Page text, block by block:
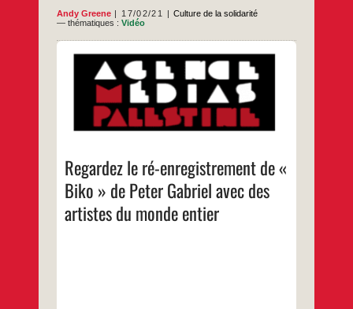
Andy Greene 17/02/21
Culture de la solidarité
— thématiques :Vidéo
Regardez le ré-enregistrement de «
Biko » de Peter Gabriel avec des
artistes du monde entier
Peter Gabriel a ré-enregistré « Biko », son
classique de la protestation de 1980, avec
l’aide de 25 musiciens du monde entier, dont
la chanteuse et activiste béninoise Angélique
Kidjo, Yo-Yo Ma, le Cape Town Ensemble,
Sebastian Robertson et la bassiste Meshell
Ndegeocello.